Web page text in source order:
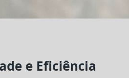
e Eficiência